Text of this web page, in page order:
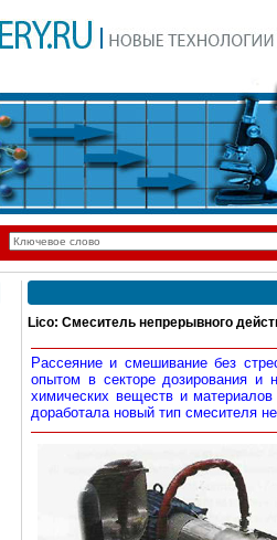
Lico: Смеситель непрерывного
Рассеяние и смешивание без
опытом в секторе дозирования и
химических веществ и
доработала новый тип смесителя